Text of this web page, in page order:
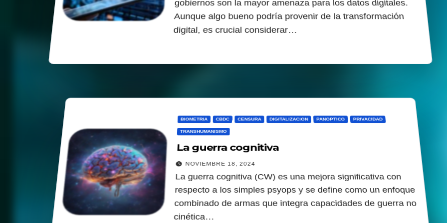
gobiernos son la mayor amenaza para los datos digitales.
Aunque algo bueno podría provenir de la transformación
digital, es crucial considerar…
BIOMETRIA CBDC CENSURA DIGITALIZACION PANOPTICO PRIVACIDAD
TRANSHUMANISMO
La guerra cognitiva
NOVIEMBRE 18, 2024
La guerra cognitiva (CW) es una mejora significativa con
respecto a los simples psyops y se define como un enfoque
combinado de armas que integra capacidades de guerra no
cinética…